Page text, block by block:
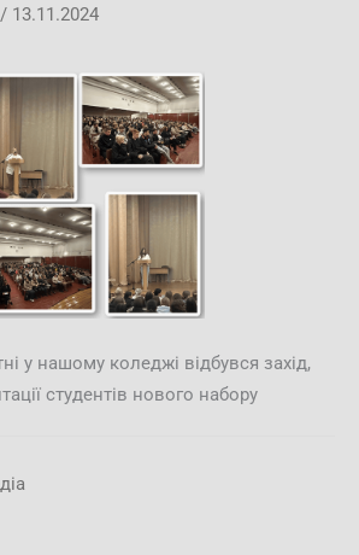
/ 13.11.2024
у нашому коледжі відбувся захід,
студентів нового набору